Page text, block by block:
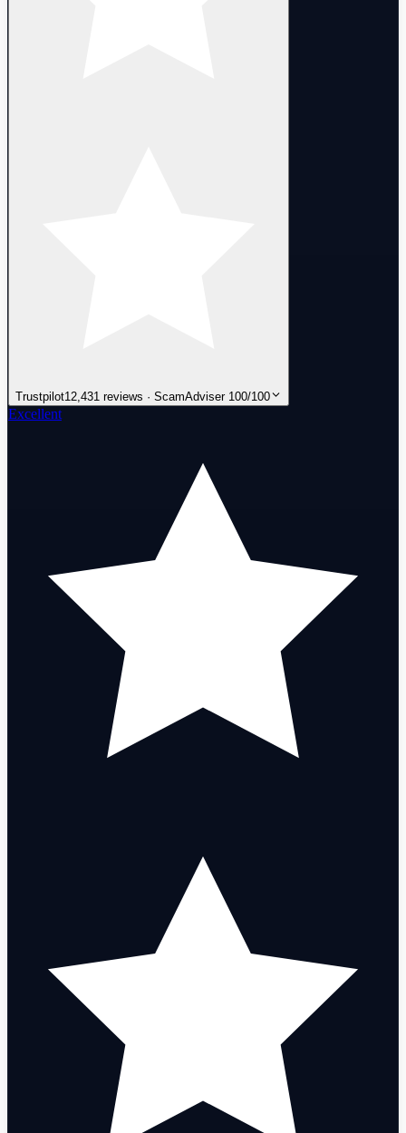
Trustpilot12,431 reviews · ScamAdviser 100/100
Excellent